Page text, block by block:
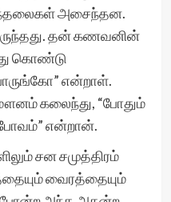
அசைந்தன.
இருந்தது. தன் கணவனின்
கொண்டு
என்றாள்.
கலைந்து, “போதும்
என்றான்.
சன சமுத்திரம்
வைரத்தையும்